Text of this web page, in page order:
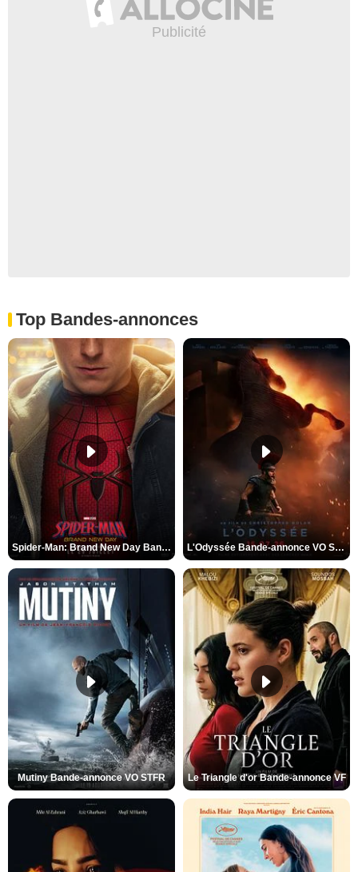
Top Bandes-annonces
Spider-Man: Brand New Day Bande-annonce VO STFR L'Odyssée Bande-annonce VO STFR
Mutiny Bande-annonce VO STFR Le Triangle d'or Bande-annonce VF